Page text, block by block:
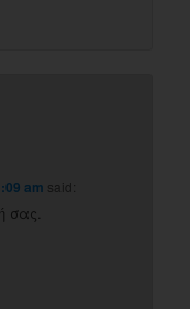
am said:
σας.